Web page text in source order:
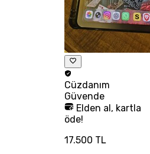
Cüzdanım
Güvende
Elden al, kartla
öde!
17.500 TL